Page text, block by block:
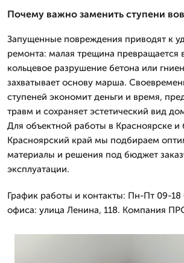
Почему важно заменить ступени
Запущенные повреждения приводят к
ремонта: малая трещина превращается
кольцевое разрушение бетона или
захватывает основу марша.
ступеней экономит деньги и время,
травм и сохраняет эстетический вид
Для объектной работы в Красноярске
Красноярский край мы подбираем
материалы и решения под бюджет
эксплуатации.
График работы и контакты: Пн-Пт 09-
офиса: улица Ленина, 118. Компания